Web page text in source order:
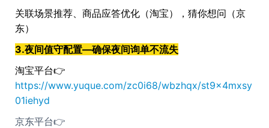
关联场景推荐、商品应答优化（淘宝），猜你想问（京
东）
3.夜间值守配置—确保夜间询单不流失
淘宝平台👉
https://www.yuque.com/zc0i68/wbzhqx/st9x4mxsy
01iehyd
京东平台👉